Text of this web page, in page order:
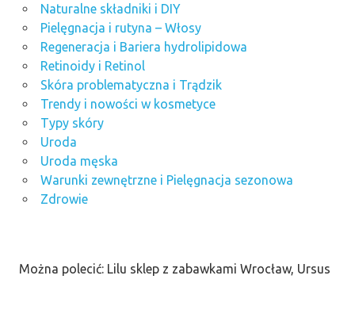
Naturalne składniki i DIY
Pielęgnacja i rutyna – Włosy
Regeneracja i Bariera hydrolipidowa
Retinoidy i Retinol
Skóra problematyczna i Trądzik
Trendy i nowości w kosmetyce
Typy skóry
Uroda
Uroda męska
Warunki zewnętrzne i Pielęgnacja sezonowa
Zdrowie
Można polecić: Lilu sklep z zabawkami Wrocław, Ursus